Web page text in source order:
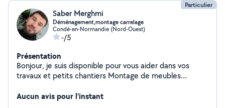
Particulier
Saber Merghmi
Déménagement,montage carrelage
Condé-en-Normandie (Nord-Ouest)
-/5
Présentation
Bonjour, je suis disponible pour vous aider dans vos
travaux et petits chantiers Montage de meubles
efficace et équipé, je travaille avec soin pour un résultat
Aucun avis pour l'instant